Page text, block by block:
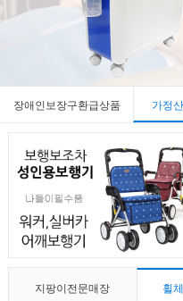
장애인보장구환급상품 가정
지팡이전문매장 휠